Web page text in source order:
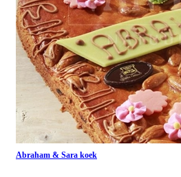
Abraham & Sara koek